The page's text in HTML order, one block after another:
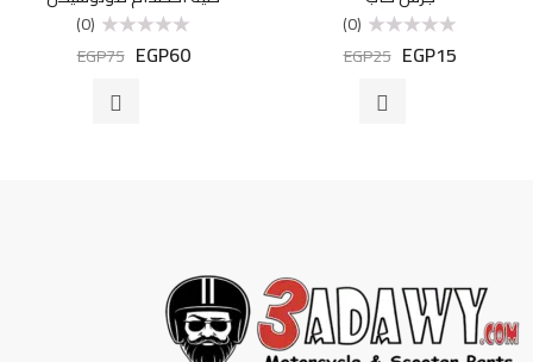
التقييم
(0)
EGP15
EGP25
التقييم
(0)
EGP60
EGP75